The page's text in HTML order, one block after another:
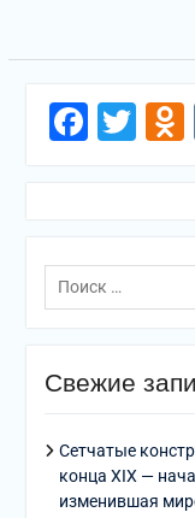
Поиск
по:
Свежие
Сетчатые
конца XIX —
изменившая